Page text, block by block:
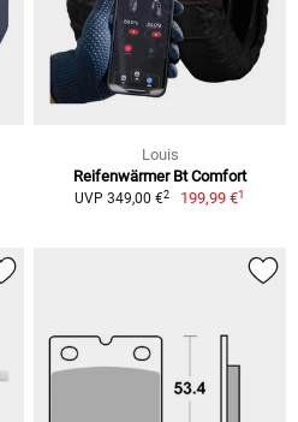
Louis
Reifenwärmer Bt Comfort
UVP 349,00 €2 199,99 €1